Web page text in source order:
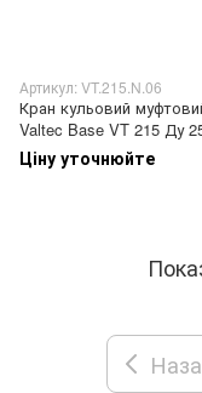
Артикул: VT.215.N.06
Кран кульовий
Valtec Base VT 215 Ду
Ціну уточнюйте